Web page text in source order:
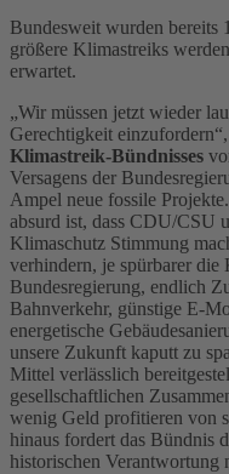
Bundesweit wurden bereits
größere Klimastreiks
erwartet.
„Wir müssen jetzt wieder
Gerechtigkeit
Klimastreik-Bündnisses
Versagens der
Ampel neue fossile
absurd ist, dass CDU/CSU
Klimaschutz Stimmung
verhindern, je spürbarer
Bundesregierung, endlich
Bahnverkehr, günstige E-
energetische
unsere Zukunft kaputt zu
Mittel verlässlich
gesellschaftlichen
wenig Geld profitieren von
hinaus fordert das Bündnis
historischen Verantwortung